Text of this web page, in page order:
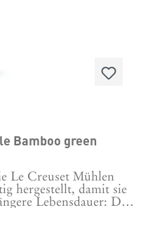
Bamboo green
Le Creuset Mühlen
hergestellt, damit sie
Lebensdauer: Die